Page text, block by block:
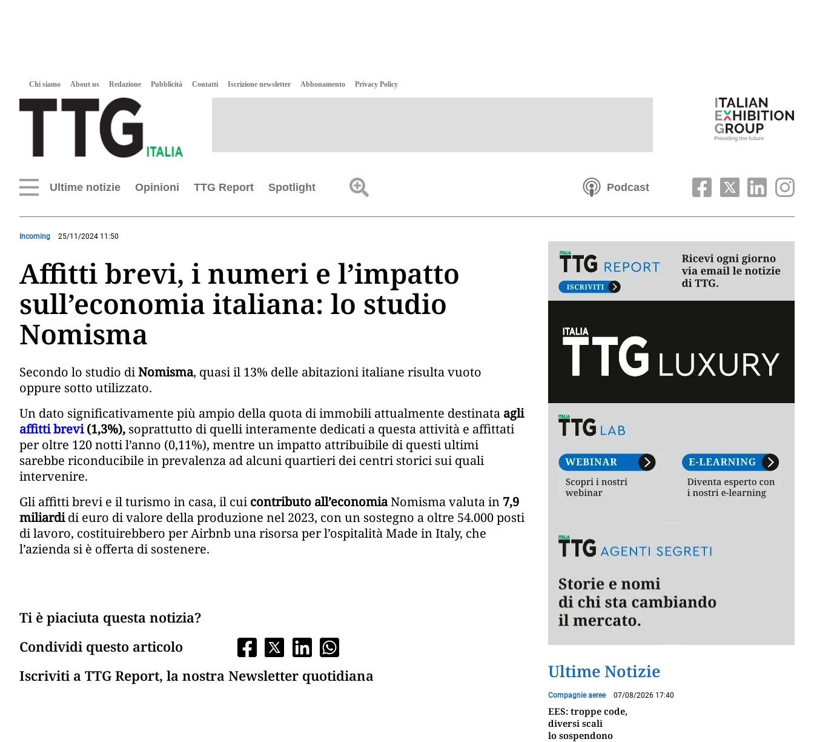
Chi siamo About us Redazione Pubblicità Contatti Iscrizione newsletter Abbonamento Privacy Policy
Ultime notizie Opinioni TTG Report Spotlight Podcast
Incoming 25/11/2024 11:50
Affitti brevi, i numeri e l’impatto
sull’economia italiana: lo studio
Nomisma
Secondo lo studio diNomisma, quasi il 13% delle abitazioni italiane risulta vuoto
oppure sotto utilizzato.
Un dato significativamente più ampio della quota di immobili attualmente destinata agli
affitti brevi(1,3%), soprattutto di quelli interamente dedicati a questa attività e affittati
per oltre 120 notti l’anno (0,11%), mentre un impatto attribuibile di questi ultimi
sarebbe riconducibile in prevalenza ad alcuni quartieri dei centri storici sui quali
intervenire.
Gli affitti brevi e il turismo in casa, il cuicontributo all’economiaNomisma valuta in 7,9
miliardidi euro di valore della produzione nel 2023, con un sostegno a oltre 54.000 posti
di lavoro, costituirebbero per Airbnb una risorsa per l’ospitalità Made in Italy, che
l’azienda si è offerta di sostenere.
Ti è piaciuta questa notizia?
Condividi questo articolo
Iscriviti a TTG Report, la nostra Newsletter quotidiana
Ultime Notizie
Compagnie aeree 07/08/2026 17:40
EES: troppe code,
diversi scali
lo sospendono